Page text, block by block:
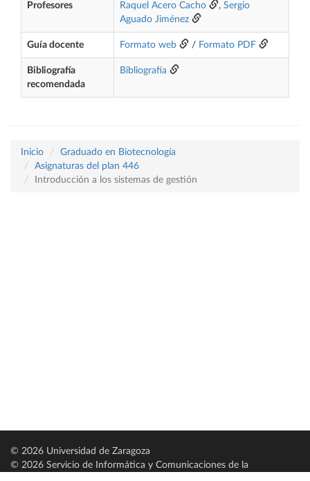
Profesores Raquel Acero Cacho , Sergio
Aguado Jiménez
Guía docente Formato web / Formato PDF
Bibliografía
recomendada
Bibliografía
Inicio
Graduado en Biotecnología
Asignaturas del plan 446
Introducción a los sistemas de gestión
© 2026 Universidad de Zaragoza
© 2026 Servicio de Informática y Comunicaciones de la